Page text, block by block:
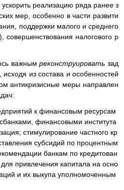
реализацию ряда ранее з
мер, особенно в части развити
поддержки малого и среднего
налогового р
важнымреконструироватьзад
исходя из состава и особенностей
антикризисные меры направлен
к финансовым ресурсам
финансовыми института
стимулирование частного кр
субсидий по процентным
банкам по кредитован
привлечения капитала на осно
и их выкупа уполномоченным